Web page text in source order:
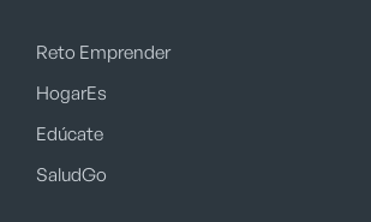
Reto Emprender
HogarEs
Edúcate
SaludGo